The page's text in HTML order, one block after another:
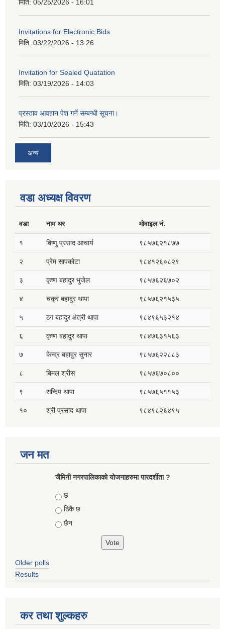
मिति: 05/25/2026 - 16:01
Invitations for Electronic Bids
मिति: 03/22/2026 - 13:26
Invitation for Sealed Quatation
मिति: 03/19/2026 - 14:03
प्रस्ताव आवहान पेश गर्ने सम्बन्धी सूचना।
मिति: 03/10/2026 - 15:43
अन्य
वडा अध्यक्ष विवरण
वडा नाम थर मोवाइल नं.
१ बिष्णु प्रसाद आचार्य ९८५७६२१८७७
२ प्रेम सापकोटा ९८४१२६०८२९
३ कृष्ण बहादुर भुजेल ९८५७६२६७०२
४ चक्र बहादुर थापा ९८५७६२१५३५
५ ठग बहादुर क्षेत्री थापा ९८४९६५३२१४
६ कृष्ण बहादुर थापा ९८४७६३१५६३
७ केन्द्र बहादुर सुनार ९८५७६२२८८३
८ बिमल श्रीस ९८५७६७०८००
९ सन्दिप थापा ९८५७६५११५३
१० श्री प्रसाद थापा ९८४९८२६४९५
जन मत
जैमिनी नगरपालिकाको योजनाहरुमा पारदर्शीता ?
Choices
छ
ठिकै छ
छैन
Older polls
Results
कर तथा शुल्कहरु